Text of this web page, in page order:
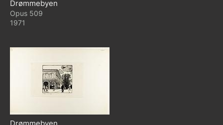
Drømmebyen
509
1971